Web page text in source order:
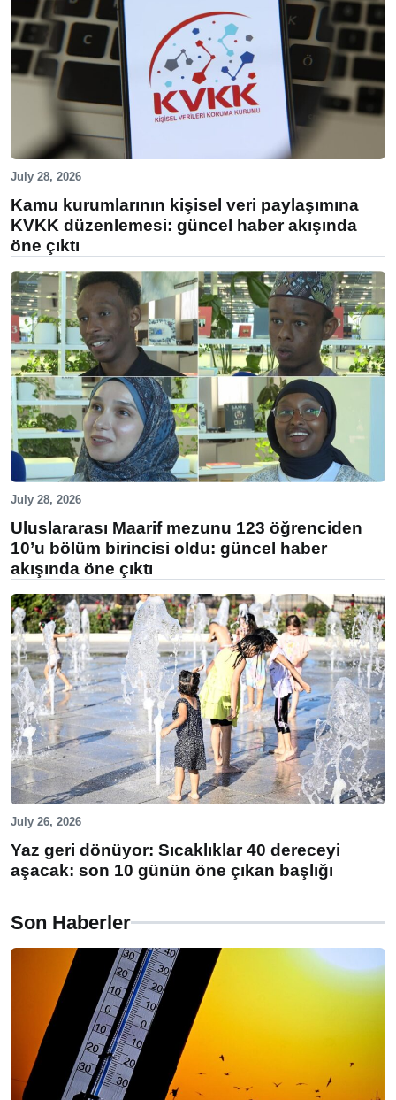
July 28, 2026
Kamu kurumlarının kişisel veri paylaşımına
KVKK düzenlemesi: güncel haber akışında
öne çıktı
July 28, 2026
Uluslararası Maarif mezunu 123 öğrenciden
10’u bölüm birincisi oldu: güncel haber
akışında öne çıktı
July 26, 2026
Yaz geri dönüyor: Sıcaklıklar 40 dereceyi
aşacak: son 10 günün öne çıkan başlığı
Son Haberler